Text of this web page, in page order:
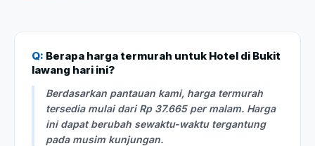
Q: Berapa harga termurah untuk Hotel di Bukit
lawang hari ini?
Berdasarkan pantauan kami, harga termurah
tersedia mulai dari Rp 37.665 per malam. Harga
ini dapat berubah sewaktu-waktu tergantung
pada musim kunjungan.